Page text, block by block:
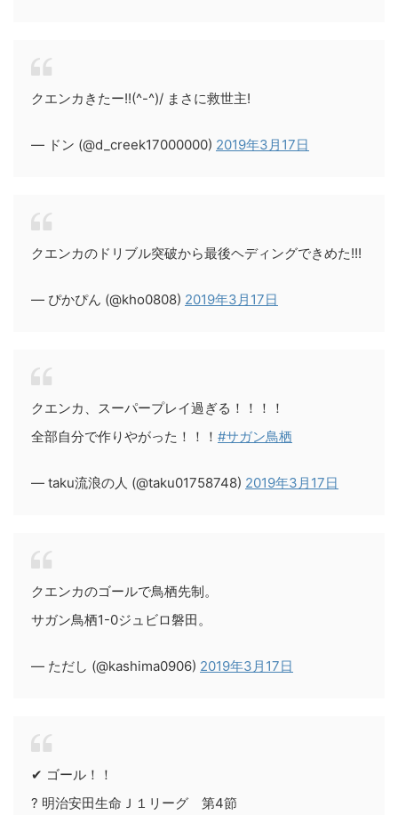
クエンカきたー!!(^-^)/ まさに救世主!
— ドン (@d_creek17000000) 2019年3月17日
クエンカのドリブル突破から最後ヘディングできめた!!!
— ぴかぴん (@kho0808) 2019年3月17日
クエンカ、スーパープレイ過ぎる！！！！
全部自分で作りやがった！！！ #サガン鳥栖
— taku流浪の人 (@taku01758748) 2019年3月17日
クエンカのゴールで鳥栖先制。
サガン鳥栖1-0ジュビロ磐田。
— ただし (@kashima0906) 2019年3月17日
✔ ゴール！！
? 明治安田生命Ｊ１リーグ 第4節